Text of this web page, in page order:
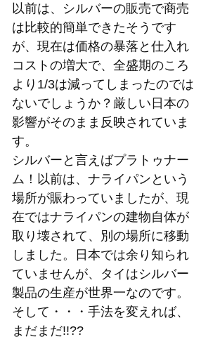
以前は、シルバーの販売で商売
は比較的簡単できたそうです
が、現在は価格の暴落と仕入れ
コストの増大で、全盛期のころ
より1/3は減ってしまったのでは
ないでしょうか？厳しい日本の
影響がそのまま反映されていま
す。
シルバーと言えばプラトゥナー
ム！以前は、ナライパンという
場所が賑わっていましたが、現
在ではナライパンの建物自体が
取り壊されて、別の場所に移動
しました。日本では余り知られ
ていませんが、タイはシルバー
製品の生産が世界一なのです。
そして・・・手法を変えれば、
まだまだ!!??